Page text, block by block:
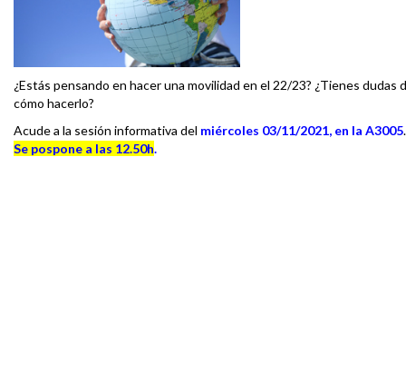
¿Estás pensando en hacer una movilidad en el 22/23? ¿Tienes dudas
cómo hacerlo?
Acude a la sesión informativa del miércoles 03/11/2021, en la A3005.
Se pospone a las 12.50h.